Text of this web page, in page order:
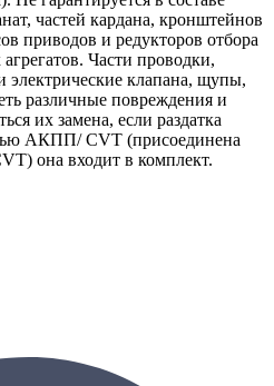
частей кардана, кронштейнов
приводов и редукторов отбора
Части проводки,
электрические клапана, щупы,
различные повреждения и
их замена, если раздатка
АКПП/ CVT (присоединена
она входит в комплект.